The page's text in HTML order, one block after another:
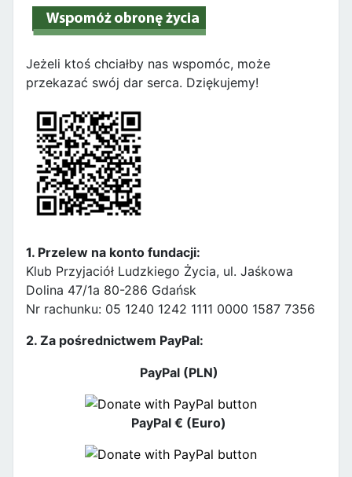
Jeżeli ktoś chciałby nas wspomóc, może
przekazać swój dar serca. Dziękujemy!
1. Przelew na konto fundacji:
Klub Przyjaciół Ludzkiego Życia, ul. Jaśkowa
Dolina 47/1a 80-286 Gdańsk
Nr rachunku: 05 1240 1242 1111 0000 1587 7356
2. Za pośrednictwem PayPal:
PayPal (PLN)
PayPal € (Euro)